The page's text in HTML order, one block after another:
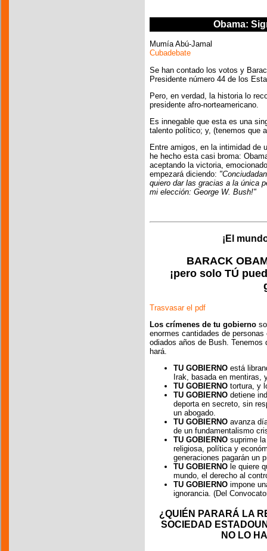
Obama:
Mumía Abú-Jamal
Cubadebate
Se han contado los votos y
Presidente número 44 de los
Pero, en verdad, la historia lo
presidente afro-norteamericano.
Es innegable que esta es una
talento político; y, (tenemos que
Entre amigos, en la intimidad de
he hecho esta casi broma:
aceptando la victoria,
empezará diciendo:
quiero dar las gracias a la única
mi elección: George W. Bush!"
¡El
BARACK
¡pero solo TÚ
Trasvasar el pdf
Los crímenes de tu gobierno
enormes cantidades de
odiados años de Bush.
hará.
TU GOBIERNO está
Irak, basada en
TU GOBIERNO tortura, y
TU GOBIERNO detiene
deporta en secreto, sin
un abogado.
TU GOBIERNO avanza
de un fundamentalismo
TU GOBIERNO suprime
religiosa, política y
generaciones pagarán un
TU GOBIERNO le quiere
mundo, el derecho al
TU GOBIERNO impone
ignorancia. (Del
¿QUIÉN PARARÁ LA
SOCIEDAD
NO LO